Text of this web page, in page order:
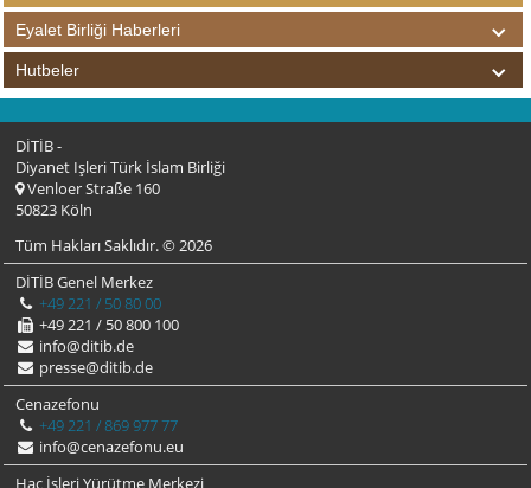
Eyalet Birliği Haberleri
Hutbeler
DİTİB -
Diyanet Işleri Türk İslam Birliği
Venloer Straße 160
50823 Köln
Tüm Hakları Saklıdır. © 2026
DİTİB Genel Merkez
+49 221 / 50 80 00
+49 221 / 50 800 100
info@ditib.de
presse@ditib.de
Cenazefonu
+49 221 / 869 977 77
info@cenazefonu.eu
Hac İşleri Yürütme Merkezi